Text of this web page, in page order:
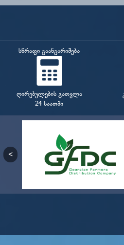
სწრაფი გაანგარიშება
ღირებულების გათვლა
24 საათში